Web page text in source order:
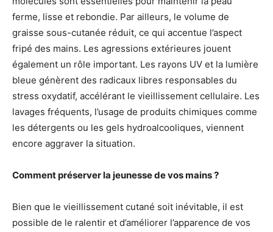
ferme, lisse et rebondie. Par ailleurs, le volume de
graisse sous-cutanée réduit, ce qui accentue l’aspect
fripé des mains. Les agressions extérieures jouent
également un rôle important. Les rayons UV et la lumière
bleue génèrent des radicaux libres responsables du
stress oxydatif, accélérant le vieillissement cellulaire. Les
lavages fréquents, l’usage de produits chimiques comme
les détergents ou les gels hydroalcooliques, viennent
encore aggraver la situation.
Comment préserver la jeunesse de vos mains ?
Bien que le vieillissement cutané soit inévitable, il est
possible de le ralentir et d’améliorer l’apparence de vos